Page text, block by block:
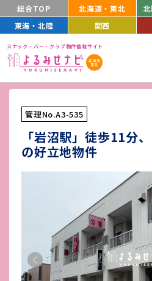
総合TOP 北海道・東北
東海・北陸
関西
スナック・バー・クラブ物件情報サイト
管理No.A3-535
「岩沼駅」徒歩11分
の好立地物件